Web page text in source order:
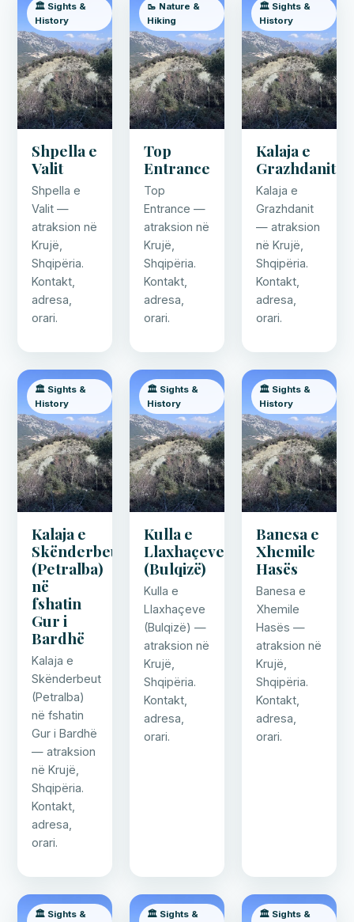
🏛️ Sights &
History
Shpella e
Valit
Shpella e
Valit —
atraksion në
Krujë,
Shqipëria.
Kontakt,
adresa,
orari.
🥾 Nature &
Hiking
Top
Entrance
Top
Entrance —
atraksion në
Krujë,
Shqipëria.
Kontakt,
adresa,
orari.
🏛️ Sights &
History
Kalaja e
Grazhdanit
Kalaja e
Grazhdanit
— atraksion
në Krujë,
Shqipëria.
Kontakt,
adresa,
orari.
🏛️ Sights &
History
Kalaja e
Skënderbeut
(Petralba)
në
fshatin
Gur i
Bardhë
Kalaja e
Skënderbeut
(Petralba)
në fshatin
Gur i Bardhë
— atraksion
në Krujë,
Shqipëria.
Kontakt,
adresa,
orari.
🏛️ Sights &
History
Kulla e
Llaxhaçeve
(Bulqizë)
Kulla e
Llaxhaçeve
(Bulqizë) —
atraksion në
Krujë,
Shqipëria.
Kontakt,
adresa,
orari.
🏛️ Sights &
History
Banesa e
Xhemile
Hasës
Banesa e
Xhemile
Hasës —
atraksion në
Krujë,
Shqipëria.
Kontakt,
adresa,
orari.
🏛️ Sights &
🏛️ Sights &
🏛️ Sights &